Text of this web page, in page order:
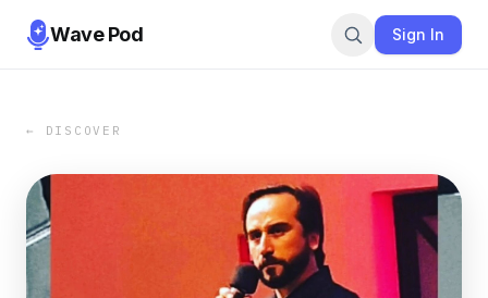
Wave Pod Sign In
← DISCOVER